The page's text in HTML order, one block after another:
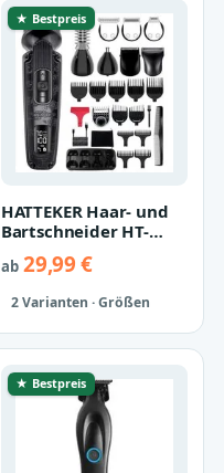
★ Bestpreis
HATTEKER Haar- und
Bartschneider HT-
6188,
Körperhaartrimmer,
Wasserdic…
ab29,99 €
2 Varianten · Größen
★ Bestpreis